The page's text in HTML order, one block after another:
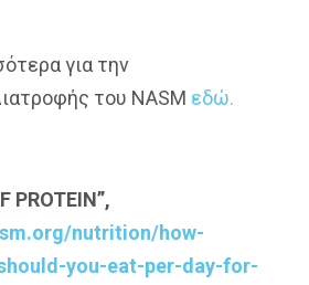
για την
του NASM εδώ.
PROTEIN”,
nutrition/how-
you-eat-per-day-for-